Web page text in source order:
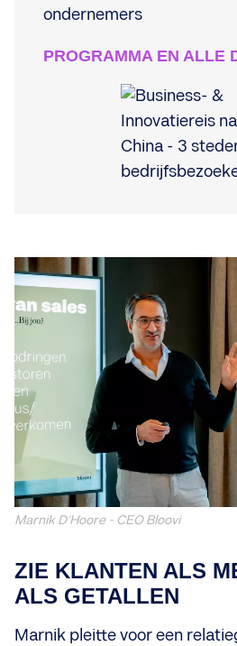
ondernemers
PROGRAMMA EN ALLE
Marnik D’Hoore - CEO Bloovi
ZIE KLANTEN ALS
ALS GETALLEN
Marnik pleitte voor een